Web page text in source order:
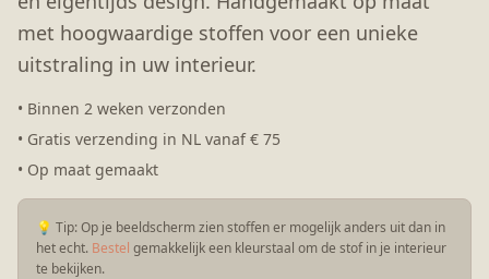
met hoogwaardige stoffen voor een unieke
uitstraling in uw interieur.
• Binnen 2 weken verzonden
• Gratis verzending in NL vanaf € 75
• Op maat gemaakt
💡 Tip:Op je beeldscherm zien stoffen er mogelijk anders uit dan in
het echt. Bestel gemakkelijk een kleurstaal om de stof in je interieur
te bekijken.